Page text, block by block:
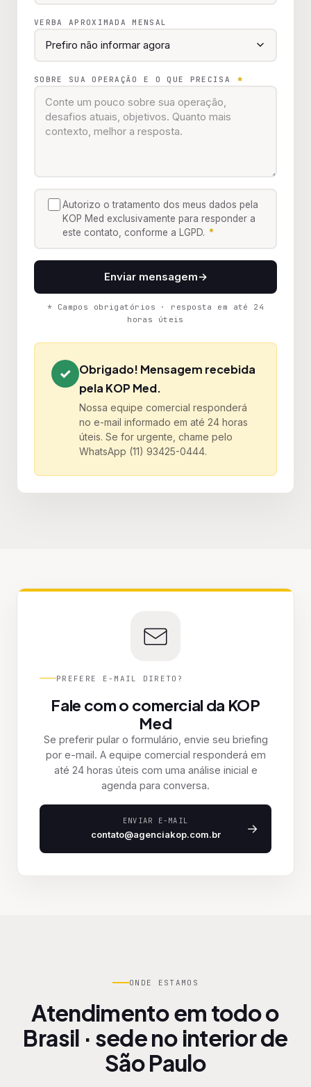
VERBA APROXIMADA MENSAL
SOBRE SUA OPERAÇÃO E O QUE PRECISA *
Autorizo o tratamento dos meus dados pela
KOP Med exclusivamente para responder a
este contato, conforme a LGPD. *
Enviar mensagem→
* Campos obrigatórios · resposta em até 24
horas úteis
✓
Obrigado! Mensagem recebida
pela KOP Med.
Nossa equipe comercial responderá
no e-mail informado em até 24 horas
úteis. Se for urgente, chame pelo
WhatsApp (11) 93425-0444.
PREFERE E-MAIL DIRETO?
Fale com o comercial da KOP
Med
Se preferir pular o formulário, envie seu briefing
por e-mail. A equipe comercial responderá em
até 24 horas úteis com uma análise inicial e
agenda para conversa.
ENVIAR E-MAIL
contato@agenciakop.com.br →
ONDE ESTAMOS
Atendimento em todo o
Brasil · sede no interior de
São Paulo